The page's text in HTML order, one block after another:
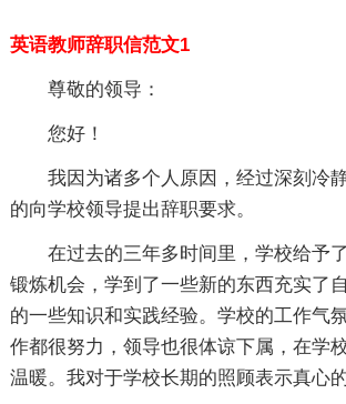
英语教师辞职信范文1
尊敬的领导：
您好！
我因为诸多个人原因，经过深刻冷
的向学校领导提出辞职要求。
在过去的三年多时间里，学校给予
锻炼机会，学到了一些新的东西充实了
的一些知识和实践经验。学校的工作气
作都很努力，领导也很体谅下属，在学
温暖。我对于学校长期的照顾表示真心